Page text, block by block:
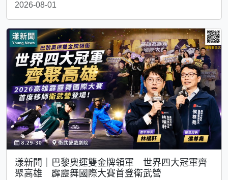
2026-08-01
漾新聞｜巴黎奧運雙金牌領軍 世界四大冠軍齊
聚高雄 霹靂舞國際大賽首登衛武營